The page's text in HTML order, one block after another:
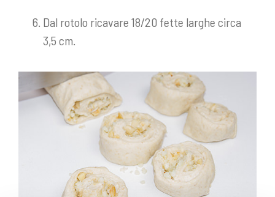
Dal rotolo ricavare 18/20 fette larghe circa
3,5 cm.